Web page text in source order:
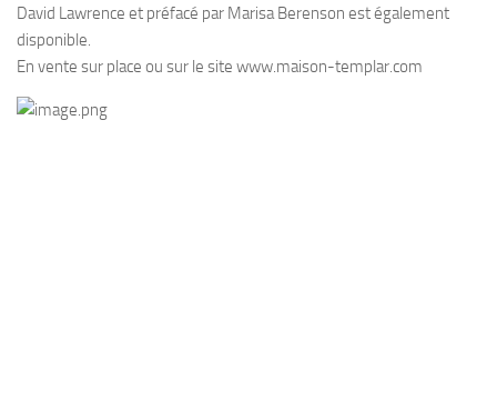
David Lawrence et préfacé par Marisa Berenson est également
disponible.
En vente sur place ou sur le site www.maison-templar.com